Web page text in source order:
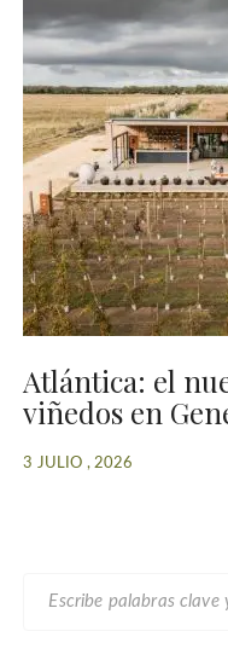
Atlántica: el
viñedos en
3 JULIO , 2026